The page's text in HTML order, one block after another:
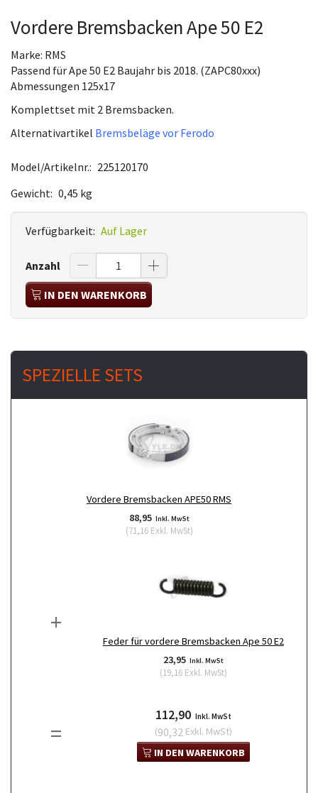
Vordere Bremsbacken Ape 50 E2
Marke: RMS
Passend für Ape 50 E2 Baujahr bis 2018. (ZAPC80xxx)
Abmessungen 125x17
Komplettset mit 2 Bremsbacken.
Alternativartikel Bremsbeläge vor Ferodo
Model/Artikelnr.: 225120170
Gewicht: 0,45 kg
Verfügbarkeit: Auf Lager
Anzahl
IN DEN WARENKORB
SPEZIELLE SETS
Vordere Bremsbacken APE50 RMS
88,95 Inkl. MwSt
(71,16Exkl. MwSt)
+
Feder für vordere Bremsbacken Ape 50 E2
23,95 Inkl. MwSt
(19,16Exkl. MwSt)
=
112,90 Inkl. MwSt
(90,32 Exkl. MwSt)
IN DEN WARENKORB